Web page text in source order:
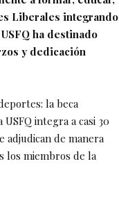
Liberales integrando
ha destinado
y dedicación
la beca
integra a casi 30
adjudican de manera
los miembros de la